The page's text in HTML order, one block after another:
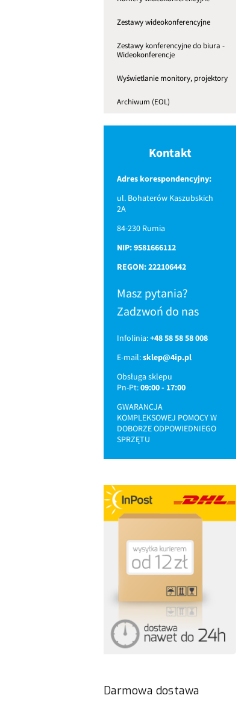
Zestawy wideokonferencyjne
Zestawy konferencyjne do biura -
Wideokonferencje
Wyświetlanie monitory, projektory
Archiwum (EOL)
Kontakt
Adres korespondencyjny:
ul. Bohaterów Kaszubskich
2A
84-230 Rumia
NIP: 9581666112
REGON: 222106442
Masz pytania?
Zadzwoń do nas
Infolinia:+48 58 58 58 008
E-mail:sklep@4ip.pl
Obsługa sklepu
Pn-Pt:09:00 - 17:00
GWARANCJA
KOMPLEKSOWEJ POMOCY W
DOBORZE ODPOWIEDNIEGO
SPRZĘTU
Darmowa dostawa